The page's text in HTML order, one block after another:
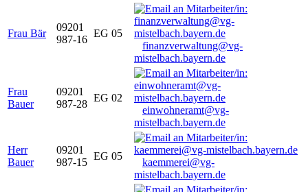
Frau Bär
09201
987-16
EG 05
finanzverwaltung@vg-
mistelbach.bayern.de
Frau
Bauer
09201
987-28
EG 02
einwohneramt@vg-
mistelbach.bayern.de
Herr
Bauer
09201
987-15
EG 05
kaemmerei@vg-
mistelbach.bayern.de